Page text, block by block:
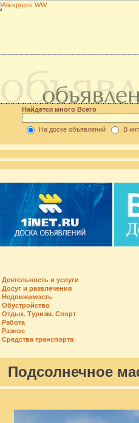
Найдется много Всего
На доске объявлений В
Деятельность и услуги
Досуг и развлечения
Недвижимость
Обустройство
Отдых. Туризм. Спорт
Работа
Разное
Средства транспорта
Подсолнечное